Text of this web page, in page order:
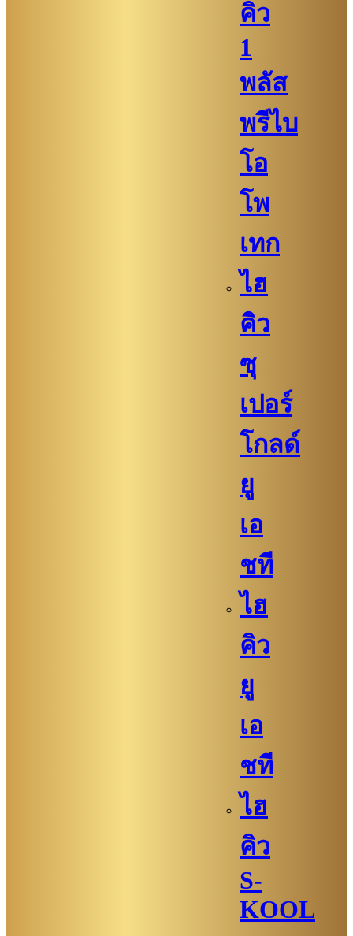
คิว​​
1
พลัส
พรีไบ
โอ
โพ
เทก
ไฮ
คิว​​
ซุ
เปอร์
โกลด์
ยู
เอ
ชที
ไฮ
คิว
ยู
เอ
ชที
ไฮ
คิว
S-
KOOL